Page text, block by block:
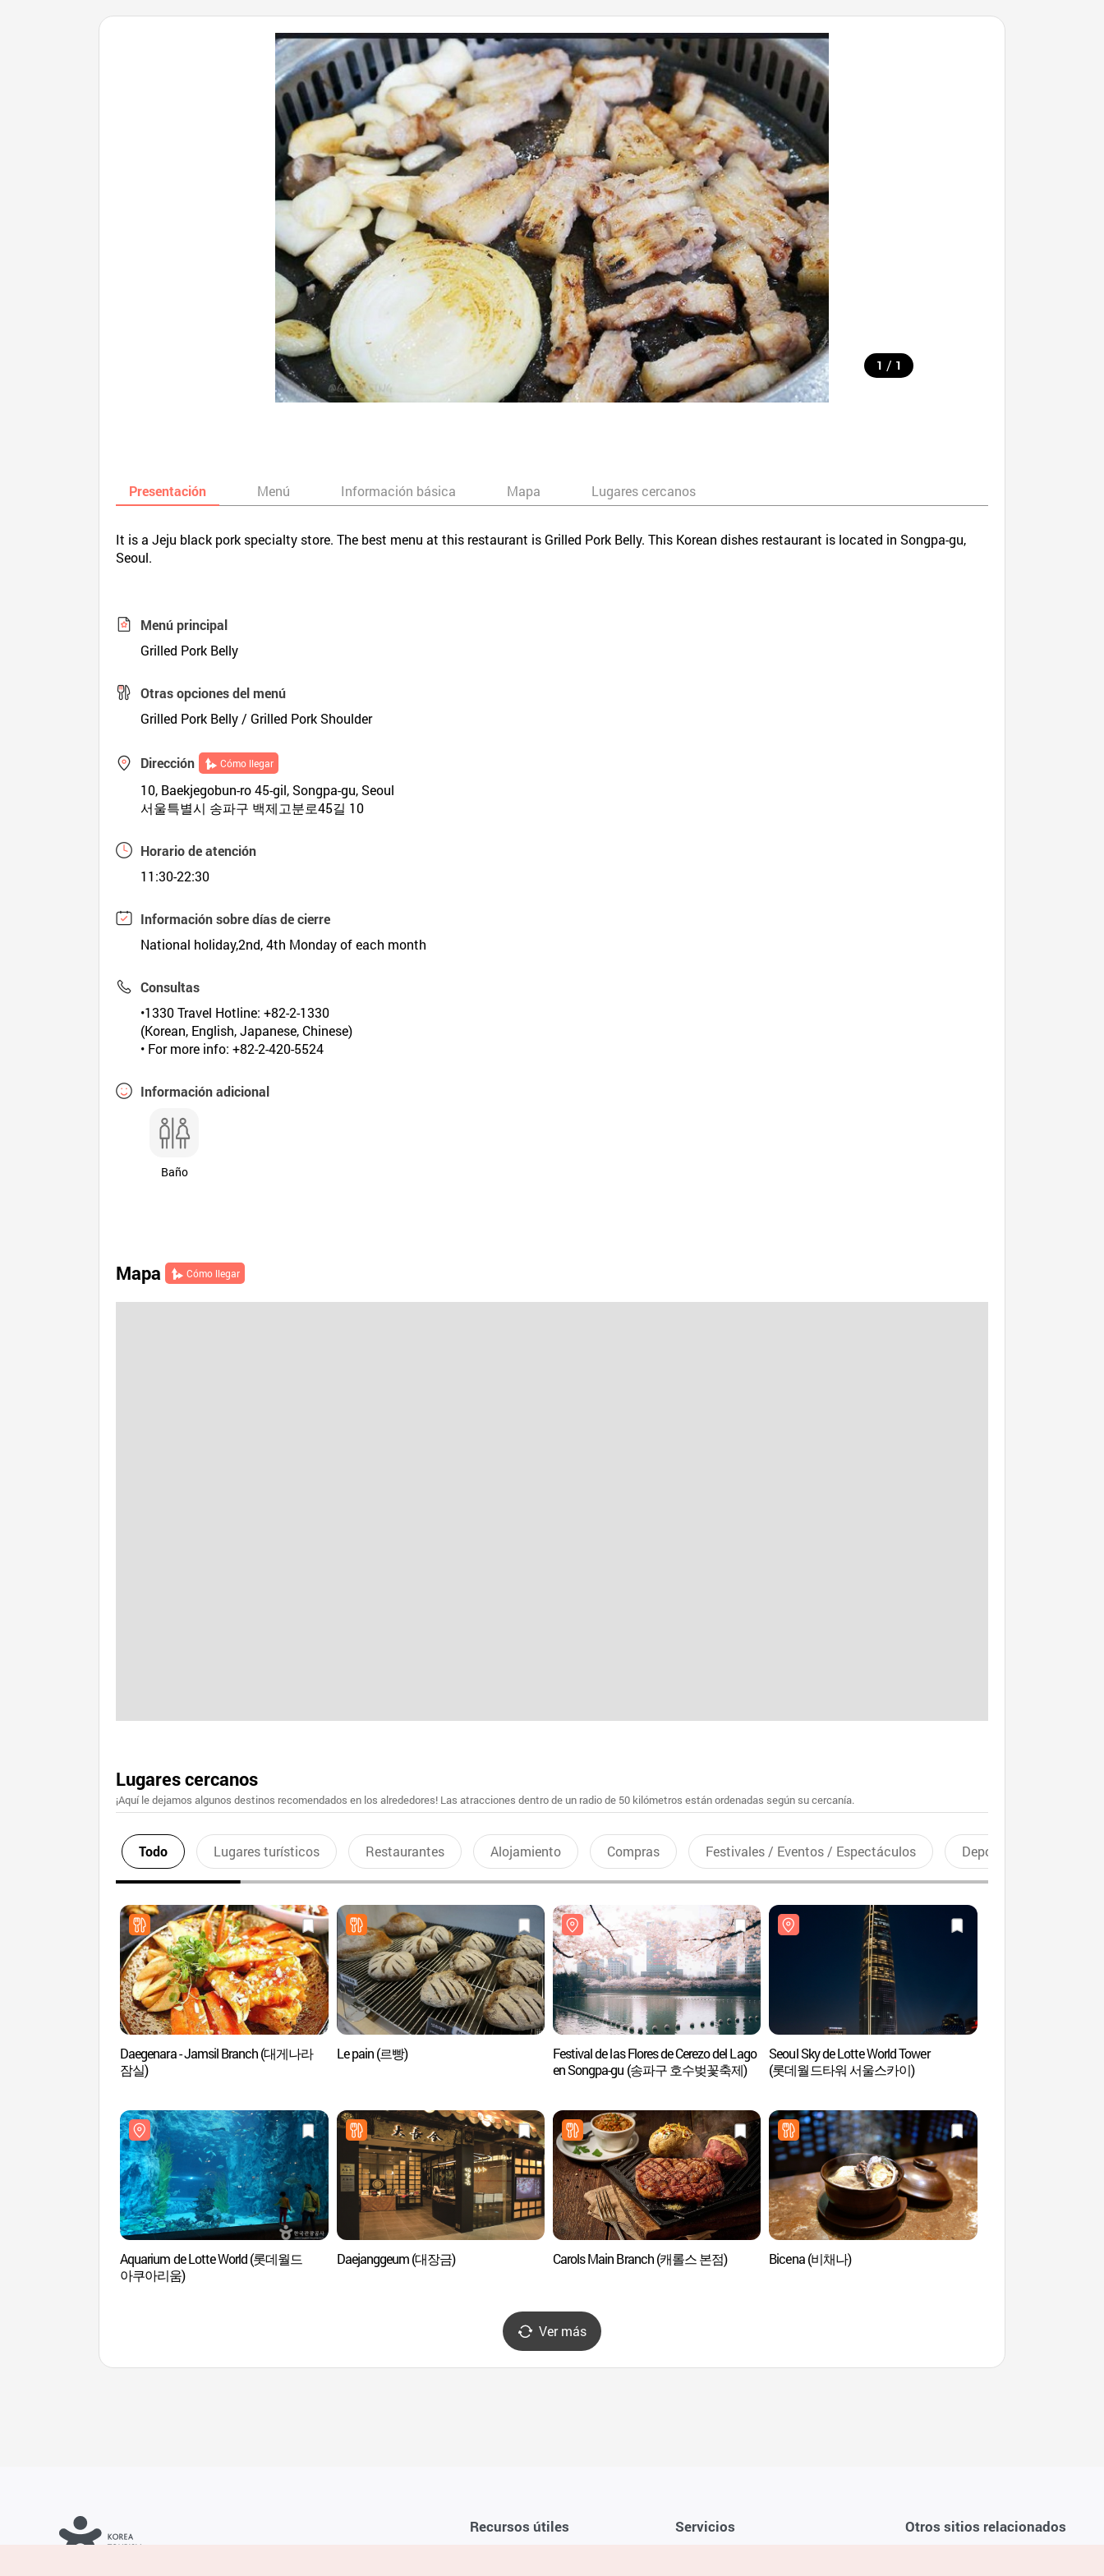
1 / 1
Presentación Menú Información básica Mapa Lugares cercanos
It is a Jeju black pork specialty store. The best menu at this restaurant is Grilled Pork Belly. This Korean dishes restaurant is located in Songpa-gu,
Seoul.
Menú principal
Grilled Pork Belly
Otras opciones del menú
Grilled Pork Belly / Grilled Pork Shoulder
Dirección Cómo llegar
10, Baekjegobun-ro 45-gil, Songpa-gu, Seoul
서울특별시 송파구 백제고분로45길 10
Horario de atención
11:30-22:30
Información sobre días de cierre
National holiday,2nd, 4th Monday of each month
Consultas
•1330 Travel Hotline: +82-2-1330
(Korean, English, Japanese, Chinese)
• For more info: +82-2-420-5524
Información adicional
Baño
Mapa Cómo llegar
Lugares cercanos
¡Aquí le dejamos algunos destinos recomendados en los alrededores! Las atracciones dentro de un radio de 50 kilómetros están ordenadas según su cercanía.
Todo Lugares turísticos Restaurantes Alojamiento Compras Festivales / Eventos / Espectáculos Deportes recreativos
Daegenara - Jamsil Branch (대게나라
잠실)
Le pain (르빵)
Festival de las Flores de Cerezo del Lago
en Songpa-gu (송파구 호수벚꽃축제)
Seoul Sky de Lotte World Tower
(롯데월드타워 서울스카이)
Aquarium de Lotte World (롯데월드
아쿠아리움)
Daejanggeum (대장금) Carols Main Branch (캐롤스 본점) Bicena (비채나)
Ver más
Recursos útiles Servicios Otros sitios relacionados